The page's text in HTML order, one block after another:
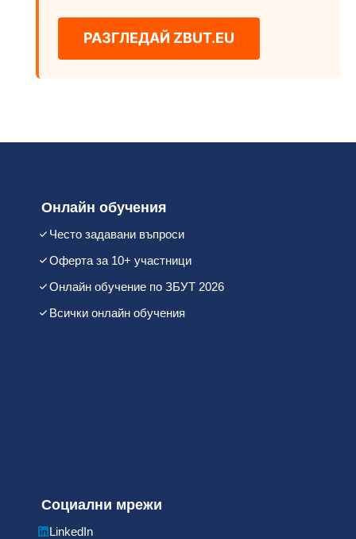
РАЗГЛЕДАЙ ZBUT.EU
Онлайн обучения
Често задавани въпроси
Оферта за 10+ участници
Онлайн обучение по ЗБУТ 2026
Всички онлайн обучения
Социални мрежи
LinkedIn